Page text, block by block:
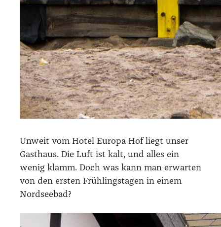
Unweit vom Hotel Euro­pa Hof liegt unser
Gast­haus. Die Luft ist kalt, und alles ein
wenig klamm. Doch was kann man erwar­ten
von den ers­ten Früh­lings­ta­gen in einem
Nord­see­bad?